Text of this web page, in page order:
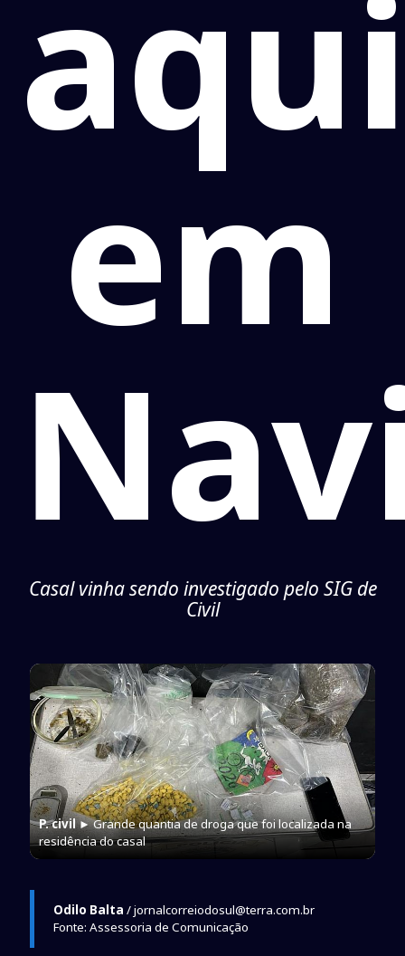
em
Casal vinha sendo investigado pelo SIG de
Civil
P. civil► Grande quantia de droga que foi localizada na
residência do casal
Odilo Balta / jornalcorreiodosul@terra.com.br
Fonte: Assessoria de Comunicação